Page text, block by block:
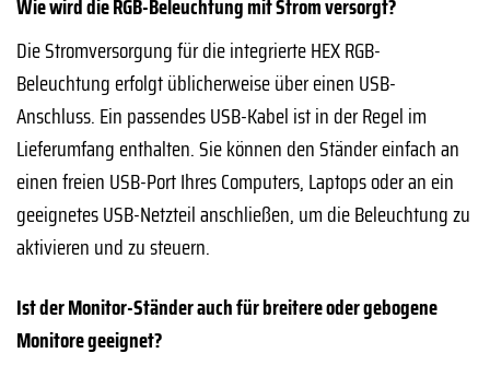
Wie wird die RGB-Beleuchtung mit Strom versorgt?
Die Stromversorgung für die integrierte HEX RGB-
Beleuchtung erfolgt üblicherweise über einen USB-
Anschluss. Ein passendes USB-Kabel ist in der Regel im
Lieferumfang enthalten. Sie können den Ständer einfach an
einen freien USB-Port Ihres Computers, Laptops oder an ein
geeignetes USB-Netzteil anschließen, um die Beleuchtung zu
aktivieren und zu steuern.
Ist der Monitor-Ständer auch für breitere oder gebogene
Monitore geeignet?